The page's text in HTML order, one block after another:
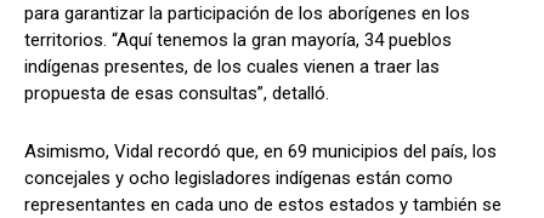
para garantizar la participación de los aborígenes en los
territorios. “Aquí tenemos la gran mayoría, 34 pueblos
indígenas presentes, de los cuales vienen a traer las
propuesta de esas consultas”, detalló.
Asimismo, Vidal recordó que, en 69 municipios del país, los
concejales y ocho legisladores indígenas están como
representantes en cada uno de estos estados y también se